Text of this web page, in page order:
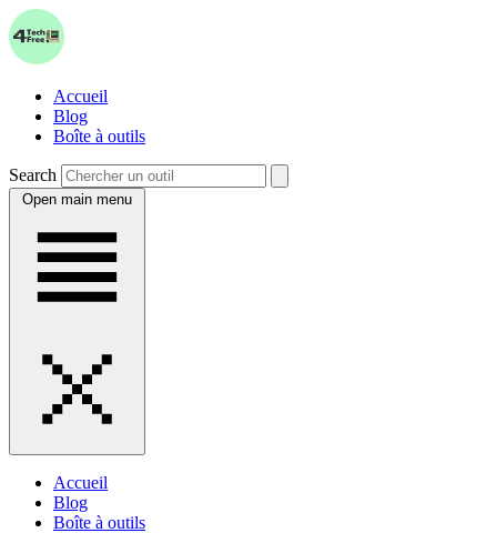
Accueil
Blog
Boîte à outils
Search
Open main menu
Accueil
Blog
Boîte à outils